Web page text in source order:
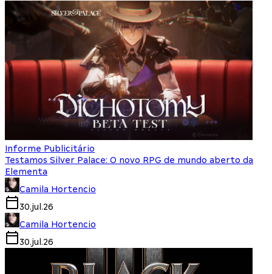
Informe Publicitário
Testamos Silver Palace: O novo RPG de mundo aberto da
Elementa
Camila Hortencio
30.jul.26
Camila Hortencio
30.jul.26